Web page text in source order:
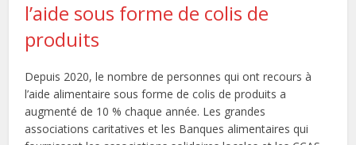
l’aide sous forme de colis de
produits
Depuis 2020, le nombre de personnes qui ont recours à
l’aide alimentaire sous forme de colis de produits a
augmenté de 10 % chaque année. Les grandes
associations caritatives et les Banques alimentaires qui